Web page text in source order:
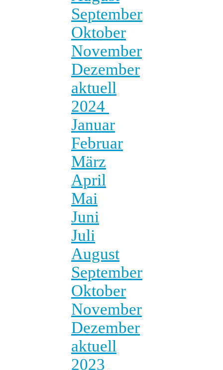
September
Oktober
November
Dezember
aktuell
2024
Januar
Februar
März
April
Mai
Juni
Juli
August
September
Oktober
November
Dezember
aktuell
2023